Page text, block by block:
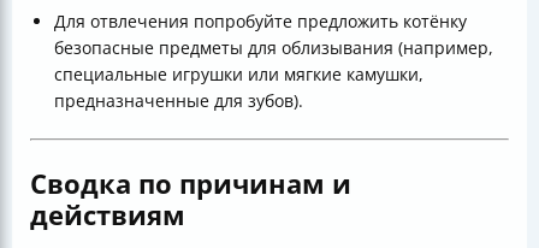
Для отвлечения попробуйте предложить котёнку
безопасные предметы для облизывания (например,
специальные игрушки или мягкие камушки,
предназначенные для зубов).
Сводка по причинам и
действиям